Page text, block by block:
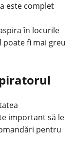
este complet
în locurile
poate fi mai greu
important să le
pentru